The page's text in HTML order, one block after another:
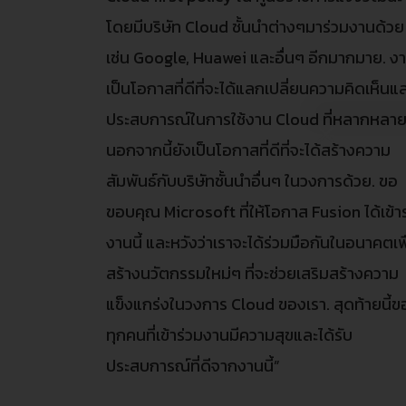
โดยมีบริษัท Cloud ชั้นนำต่างๆมาร่วมงานด้วย
เช่น Google, Huawei และอื่นๆ อีกมากมาย. ง
เป็นโอกาสที่ดีที่จะได้แลกเปลี่ยนความคิดเห็นแ
ประสบการณ์ในการใช้งาน Cloud ที่หลากหลา
นอกจากนี้ยังเป็นโอกาสที่ดีที่จะได้สร้างความ
สัมพันธ์กับบริษัทชั้นนำอื่นๆ ในวงการด้วย. ขอ
ขอบคุณ Microsoft ที่ให้โอกาส Fusion ได้เข้า
งานนี้ และหวังว่าเราจะได้ร่วมมือกันในอนาคตเ
สร้างนวัตกรรมใหม่ๆ ที่จะช่วยเสริมสร้างความ
แข็งแกร่งในวงการ Cloud ของเรา. สุดท้ายนี้ข
ทุกคนที่เข้าร่วมงานมีความสุขและได้รับ
ประสบการณ์ที่ดีจากงานนี้”